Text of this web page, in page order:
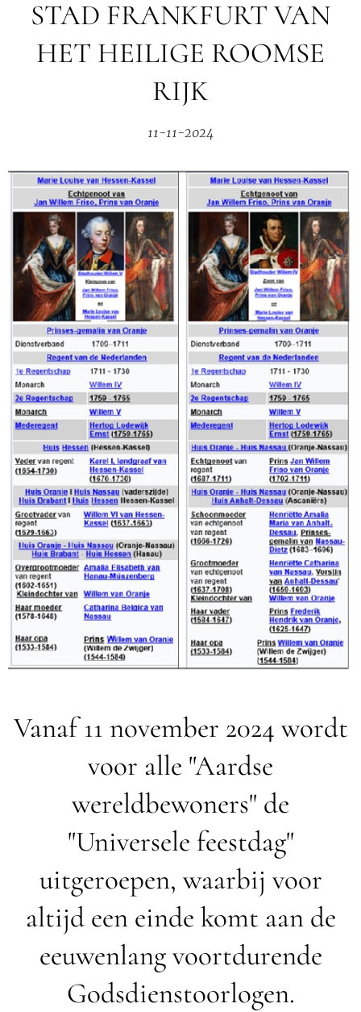
STAD FRANKFURT VAN
HET HEILIGE ROOMSE
RIJK
11-11-2024
Vanaf 11 november 2024 wordt
voor alle "Aardse
wereldbewoners" de
"Universele feestdag"
uitgeroepen, waarbij voor
altijd een einde komt aan de
eeuwenlang voortdurende
Godsdienstoorlogen.